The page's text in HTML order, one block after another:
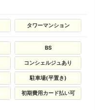
タワーマンション
BS
コンシェルジュあり
駐車場(平置き)
初期費用カード払い可